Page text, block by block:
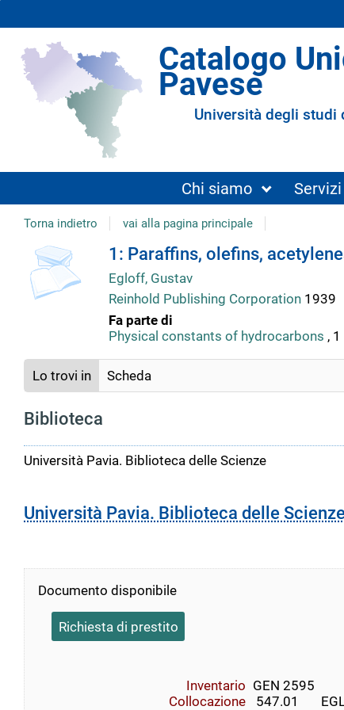
Catalogo
Pavese
Università degli studi
Chi siamo Servizi
Torna indietro vai alla pagina principale
Dettaglio
del
documento
copertina 1: Paraffins, olefins,
Egloff, Gustav
Reinhold Publishing Corporation 1939
Fa parte di
Physical constants of hydrocarbons , 1
Lo trovi in Scheda
Biblioteca
Università Pavia. Biblioteca delle Scienze
Università Pavia. Biblioteca delle
Documento disponibile
Richiesta di prestito
Inventario GEN 2595
Collocazione
547.01